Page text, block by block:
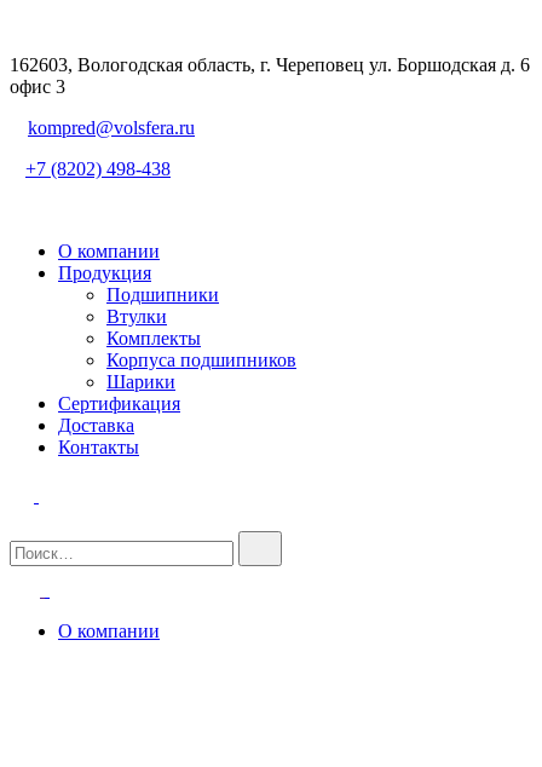
162603, Вологодская область, г. Череповец ул. Боршодская д. 6
офис 3
kompred@volsfera.ru
+7 (8202) 498-438
О компании
Продукция
Подшипники
Втулки
Комплекты
Корпуса подшипников
Шарики
Сертификация
Доставка
Контакты
О компании